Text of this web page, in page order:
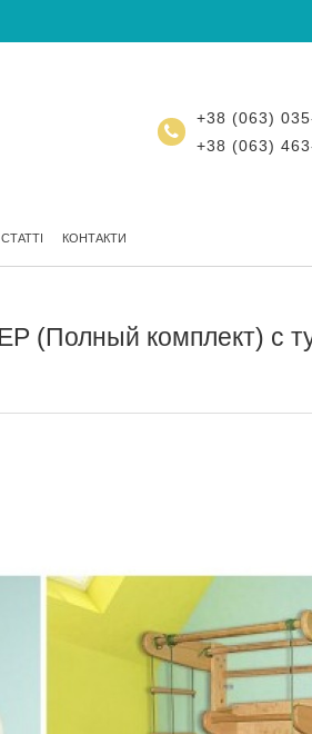
+38 (063)
+38 (063)
СТАТТІ КОНТАКТИ
(Полный комплект) с